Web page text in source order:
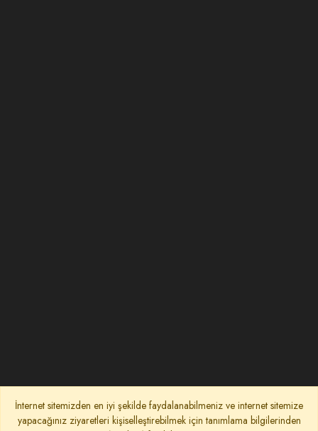
İnternet sitemizden en iyi şekilde faydalanabilmeniz ve internet sitemize
yapacağınız ziyaretleri kişiselleştirebilmek için tanımlama bilgilerinden